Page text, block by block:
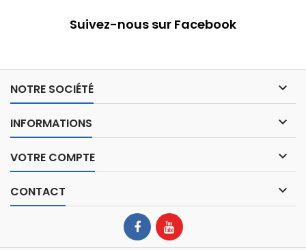
Suivez-nous sur Facebook
NOTRE SOCIÉTÉ 
INFORMATIONS 
VOTRE COMPTE 
CONTACT 